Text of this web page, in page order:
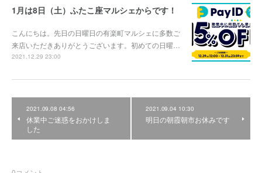
1月は8日（土）ふたこ座マルシェからです！
こんにちは。先日の日曜日の有楽町マルシェに多数ご
来店いただきありがとうございます。初めての日曜…
2021.12.29 23:00
2021.09.08 04:56
休業中ご迷惑をおかけしま
した
2021.09.04 10:30
明日の朝霞朝市お休みです